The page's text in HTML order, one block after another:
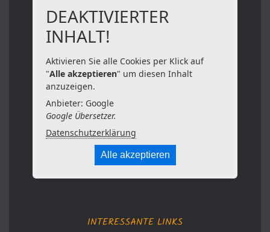
DEAKTIVIERTER
INHALT!
Aktivieren Sie alle Cookies per Klick auf
"Alle akzeptieren" um diesen Inhalt
anzuzeigen.
Anbieter: Google
Google Übersetzer.
Datenschutzerklärung
Alle akzeptieren
INTERESSANTE LINKS